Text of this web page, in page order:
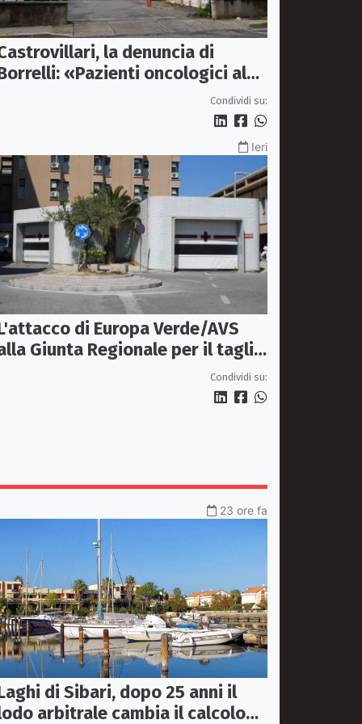
la denuncia di
«Pazienti oncologici al
Condividi su:
Ieri
di Europa Verde/AVS
Giunta Regionale per il taglio
di RossanoCondividi su:
23 ore fa
di Sibari, dopo 25 anni il
arbitrale cambia il calcolo